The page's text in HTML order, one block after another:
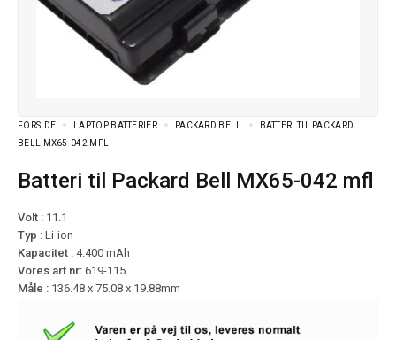
FORSIDE LAPTOP BATTERIER PACKARD BELL
BATTERI TIL PACKARD
BELL MX65-042 MFL
Batteri til Packard Bell MX65-042 mfl
Volt : 11.1
Typ : Li-ion
Kapacitet : 4.400 mAh
Vores art nr: 619-115
Måle : 136.48 x 75.08 x 19.88mm